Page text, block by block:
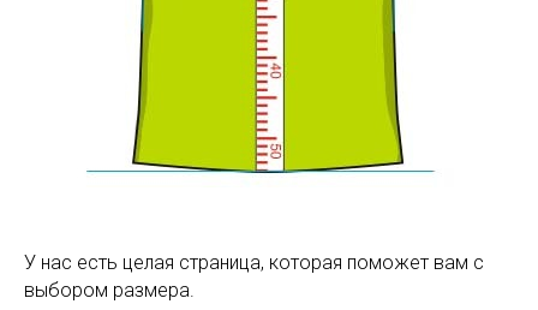
У нас есть целая страница, которая поможет вам с
выбором размера.